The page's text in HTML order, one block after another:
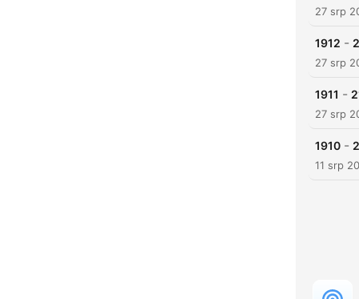
27 srp
1912 -
27 srp
1911 -
27 srp
1910 -
11 srp